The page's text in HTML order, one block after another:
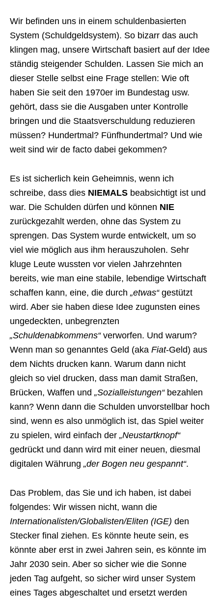
Wir befinden uns in einem schuldenbasierten
System (Schuldgeldsystem). So bizarr das auch
klingen mag, unsere Wirtschaft basiert auf der Idee
ständig steigender Schulden. Lassen Sie mich an
dieser Stelle selbst eine Frage stellen: Wie oft
haben Sie seit den 1970er im Bundestag usw.
gehört, dass sie die Ausgaben unter Kontrolle
bringen und die Staatsverschuldung reduzieren
müssen? Hundertmal? Fünfhundertmal? Und wie
weit sind wir de facto dabei gekommen?
Es ist sicherlich kein Geheimnis, wenn ich
schreibe, dass dies NIEMALS beabsichtigt ist und
war. Die Schulden dürfen und können NIE
zurückgezahlt werden, ohne das System zu
sprengen. Das System wurde entwickelt, um so
viel wie möglich aus ihm herauszuholen. Sehr
kluge Leute wussten vor vielen Jahrzehnten
bereits, wie man eine stabile, lebendige Wirtschaft
schaffen kann, eine, die durch „etwas“gestützt
wird. Aber sie haben diese Idee zugunsten eines
ungedeckten, unbegrenzten
„Schuldenabkommens“verworfen. Und warum?
Wenn man so genanntes Geld (aka Fiat-Geld) aus
dem Nichts drucken kann. Warum dann nicht
gleich so viel drucken, dass man damit Straßen,
Brücken, Waffen und „Sozialleistungen“bezahlen
kann? Wenn dann die Schulden unvorstellbar hoch
sind, wenn es also unmöglich ist, das Spiel weiter
zu spielen, wird einfach der „Neustartknopf“
gedrückt und dann wird mit einer neuen, diesmal
digitalen Währung „der Bogen neu gespannt“.
Das Problem, das Sie und ich haben, ist dabei
folgendes: Wir wissen nicht, wann die
Internationalisten/Globalisten/Eliten (IGE) den
Stecker final ziehen. Es könnte heute sein, es
könnte aber erst in zwei Jahren sein, es könnte im
Jahr 2030 sein. Aber so sicher wie die Sonne
jeden Tag aufgeht, so sicher wird unser System
eines Tages abgeschaltet und ersetzt werden